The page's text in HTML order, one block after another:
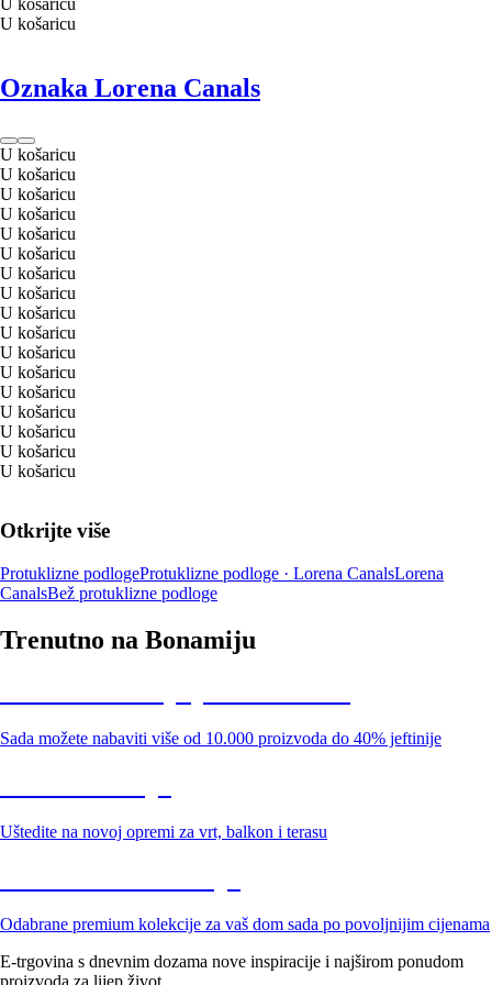
U košaricu
Oznaka Lorena Canals
U košaricu
U košaricu
U košaricu
U košaricu
U košaricu
U košaricu
U košaricu
U košaricu
U košaricu
U košaricu
U košaricu
U košaricu
U košaricu
U košaricu
U košaricu
U košaricu
U košaricu
Otkrijte više
Protuklizne podlogeProtuklizne podloge · Lorena CanalsLorena
CanalsBež protuklizne podloge
Trenutno na Bonamiju
Sada možete nabaviti više od 10.000 proizvoda do 40% jeftinije
Uštedite na novoj opremi za vrt, balkon i terasu
Odabrane premium kolekcije za vaš dom sada po povoljnijim cijenama
E-trgovina s dnevnim dozama nove inspiracije i najširom ponudom